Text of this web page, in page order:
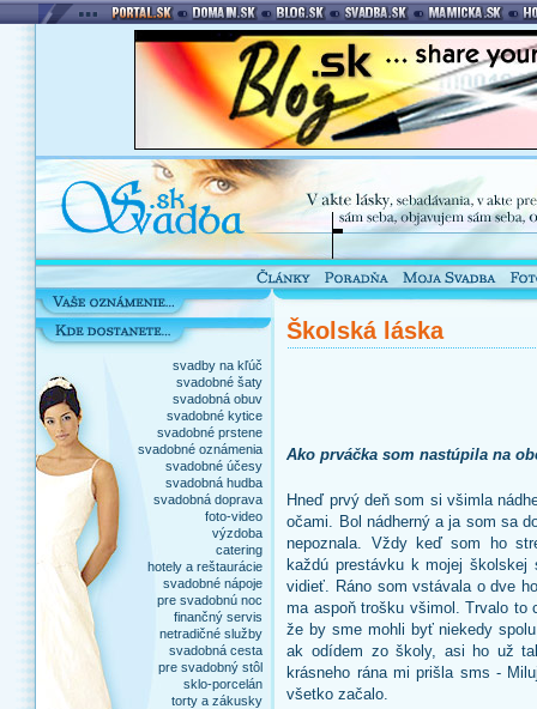
svadby na kľúč
svadobné šaty
svadobná obuv
svadobné kytice
svadobné prstene
svadobné oznámenia
svadobné účesy
svadobná hudba
svadobná doprava
foto-video
výzdoba
catering
hotely a reštaurácie
svadobné nápoje
pre svadobnú noc
finančný servis
netradičné služby
svadobná cesta
pre svadobný stôl
sklo-porcelán
torty a zákusky
Školská láska
Ako prváčka som nastúpila na
Hneď prvý deň som si všimla
očami. Bol nádherný a ja som sa
nepoznala. Vždy keď som ho
každú prestávku k mojej
vidieť. Ráno som vstávala o dve
ma aspoň trošku všimol. Trvalo to
že by sme mohli byť niekedy
ak odídem zo školy, asi ho už
krásneho rána mi prišla sms -
všetko začalo.